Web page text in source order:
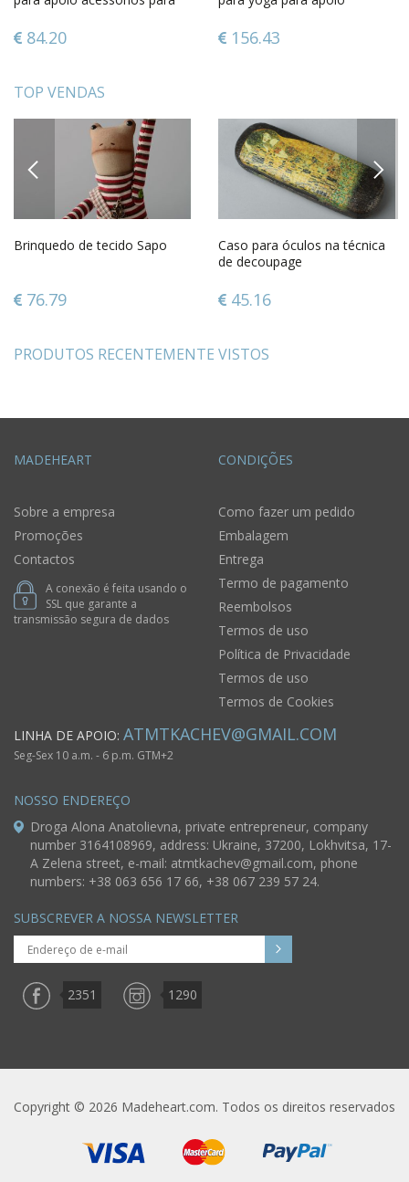
84.20
yoga156.43
TOP VENDAS
PREVIOUS
Brinquedo de tecido Sapo
76.79
Caso para óculos na técnica
de decoupage
45.16
NEXT
PRODUTOS RECENTEMENTE VISTOS
MADEHEART
Sobre a empresa
Promoções
Contactos
A conexão é feita usando o
SSL que garante a
transmissão segura de dados
CONDIÇÕES
Como fazer um pedido
Embalagem
Entrega
Termo de pagamento
Reembolsos
Termos de uso
Política de Privacidade
Termos de uso
Termos de Cookies
LINHA DE APOIO: ATMTKACHEV@GMAIL.COM
Seg-Sex 10 a.m. - 6 p.m. GTM+2
NOSSO ENDEREÇO
Droga Alona Anatolievna, private entrepreneur, company
number 3164108969, address: Ukraine, 37200, Lokhvitsa, 17-
A Zelena street, e-mail: atmtkachev@gmail.com, phone
numbers: +38 063 656 17 66, +38 067 239 57 24.
SUBSCREVER A NOSSA NEWSLETTER
2351 1290
Copyright © 2026 Madeheart.com. Todos os direitos reservados